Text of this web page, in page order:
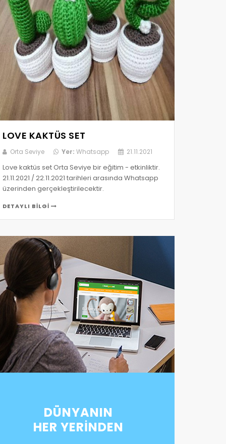
LOVE KAKTÜS SET
Orta Seviye Yer: Whatsapp 21.11.2021
Love kaktüs set Orta Seviye bir eğitim - etkinliktir.
21.11.2021 / 22.11.2021 tarihleri arasında Whatsapp
üzerinden gerçekleştirilecektir.
DETAYLI BILGI
DÜNYANIN
HER YERİNDEN